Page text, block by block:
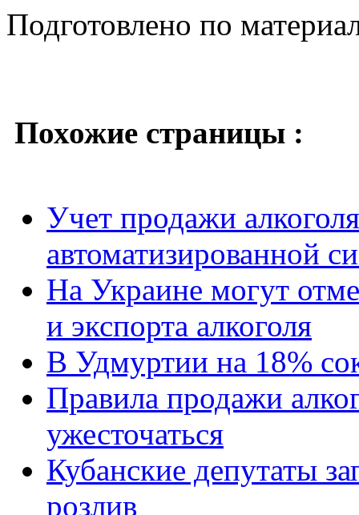
Подготовлено по
Похожие страницы :
Учет продажи
автоматизированной
На Украине могут
и экспорта алкоголя
В Удмуртии на 18%
Правила продажи
ужесточаться
Кубанские депутаты
розлив